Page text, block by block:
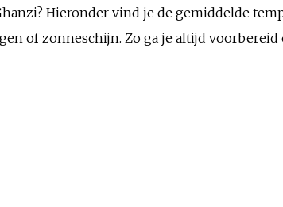
Hieronder vind je de gemiddelde
of zonneschijn. Zo ga je altijd voorbereid